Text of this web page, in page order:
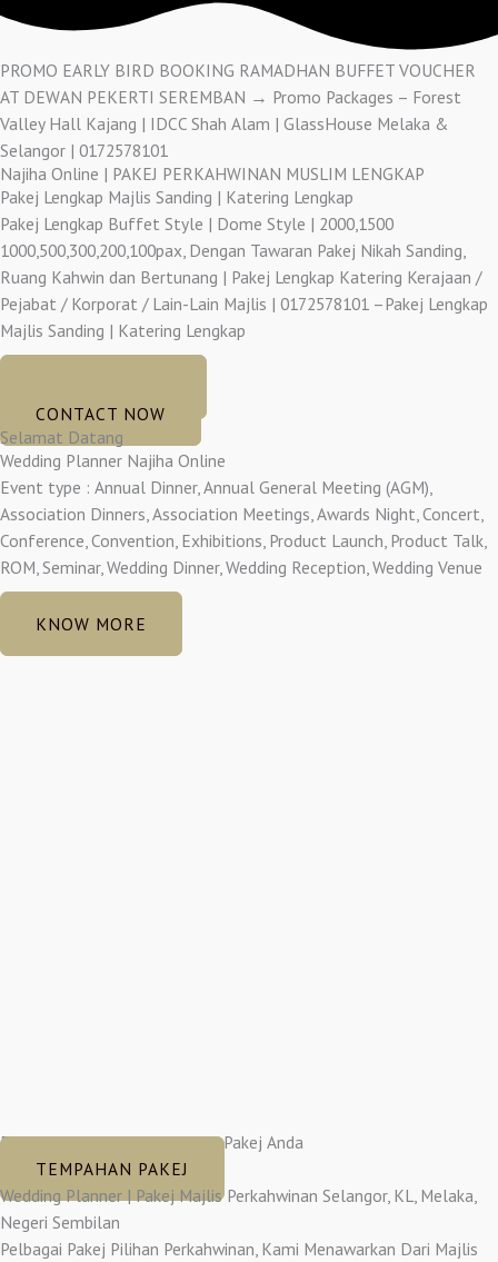
PROMO EARLY BIRD BOOKING RAMADHAN BUFFET VOUCHER
AT DEWAN PEKERTI SEREMBAN → Promo Packages – Forest
Valley Hall Kajang | IDCC Shah Alam | GlassHouse Melaka &
Selangor | 0172578101
Najiha Online | PAKEJ PERKAHWINAN MUSLIM LENGKAP
Pakej Lengkap Majlis Sanding | Katering Lengkap
Pakej Lengkap Buffet Style | Dome Style | 2000,1500
1000,500,300,200,100pax, Dengan Tawaran Pakej Nikah Sanding,
Ruang Kahwin dan Bertunang | Pakej Lengkap Katering Kerajaan /
Pejabat / Korporat / Lain-Lain Majlis | 0172578101 –Pakej Lengkap
Majlis Sanding | Katering Lengkap
CONTACT NOW
Selamat Datang
Wedding Planner Najiha Online
Event type : Annual Dinner, Annual General Meeting (AGM),
Association Dinners, Association Meetings, Awards Night, Concert,
Conference, Convention, Exhibitions, Product Launch, Product Talk,
ROM, Seminar, Wedding Dinner, Wedding Reception, Wedding Venue
KNOW MORE
Dapatkan Diskaun 10% Untuk Pakej Anda
TEMPAHAN PAKEJ
Wedding Planner | Pakej Majlis Perkahwinan Selangor, KL, Melaka,
Negeri Sembilan
Pelbagai Pakej Pilihan Perkahwinan, Kami Menawarkan Dari Majlis